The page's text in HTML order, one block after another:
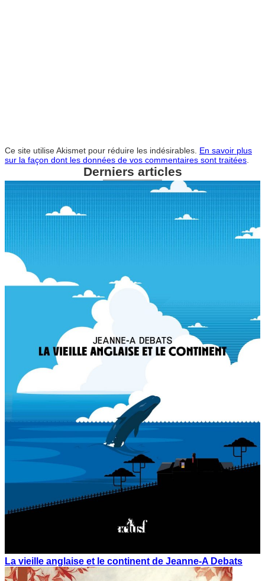
Ce site utilise Akismet pour réduire les indésirables. En savoir plus
sur la façon dont les données de vos commentaires sont traitées
Derniers articles
La vieille anglaise et le continent de Jeanne-A Debats